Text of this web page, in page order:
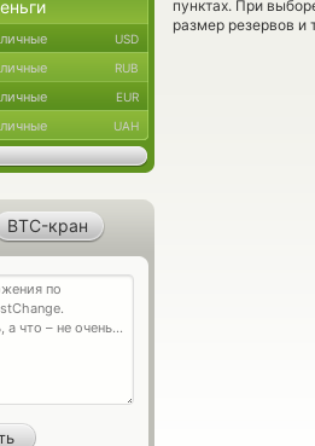
пунктах. При
размер резервов и
USD
RUB
EUR
UAH
BTC-кран